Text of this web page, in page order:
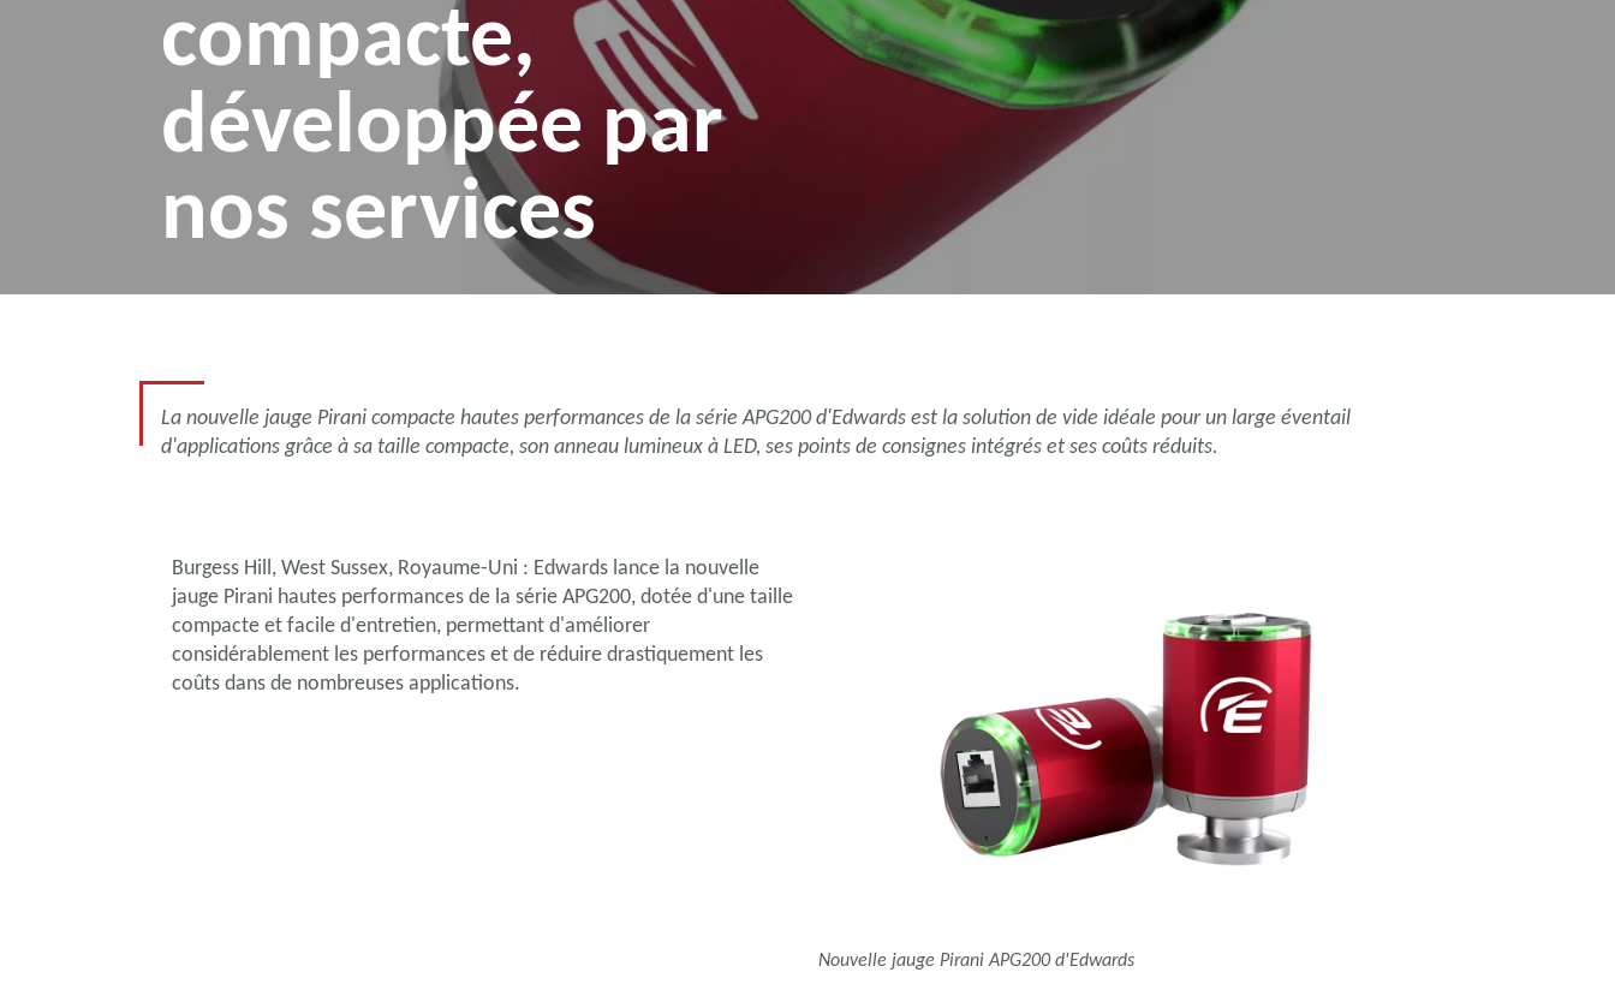
compacte,
développée par
nos services
La nouvelle jauge Pirani compacte hautes performances de la série APG200 d'Edwards est la solution de vide idéale pour un large éventail
d'applications grâce à sa taille compacte, son anneau lumineux à LED, ses points de consignes intégrés et ses coûts réduits.
Burgess Hill, West Sussex, Royaume-Uni : Edwards lance la nouvelle
jauge Pirani hautes performances de la série APG200, dotée d'une taille
compacte et facile d'entretien, permettant d'améliorer
considérablement les performances et de réduire drastiquement les
coûts dans de nombreuses applications.
Nouvelle jauge Pirani APG200 d'Edwards